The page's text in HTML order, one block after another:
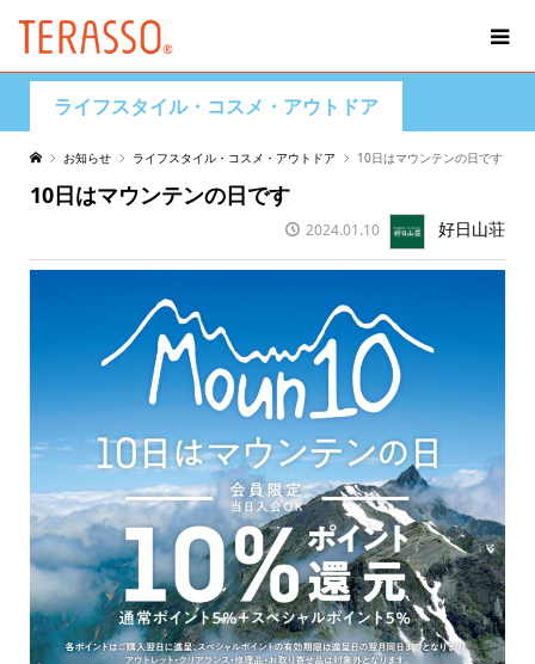
ライフスタイル・コスメ・アウトドア
お知らせ ライフスタイル・コスメ・アウトドア 10日はマウンテンの日です
10日はマウンテンの日です
2024.01.10 好日山荘